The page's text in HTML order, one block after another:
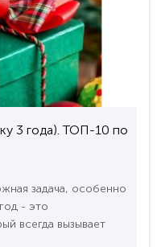
3 года). ТОП-10 по
задача, особенно
- это
всегда вызывает